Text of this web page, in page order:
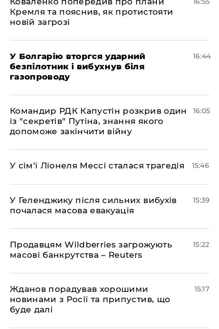
Кремля та пояснив, як протистояти
новій загрозі
У Болгарію вторгся ударний
безпілотник і вибухнув біля
газопроводу
16:44
Командир РДК Капустін розкрив один
із "секретів" Путіна, знання якого
допоможе закінчити війну
16:05
У сім'ї Ліонеля Мессі сталася трагедія 15:46
У Геленджику після сильних вибухів
почалася масова евакуація
15:39
Продавцям Wildberries загрожують
масові банкрутства – Reuters
15:22
Жданов порадував хорошими
новинами з Росії та припустив, що
буде далі
15:17